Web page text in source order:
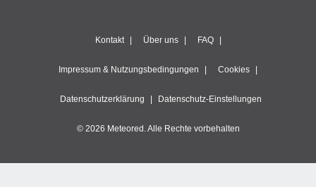
Kontakt Über uns FAQ
Impressum & Nutzungsbedingungen Cookies
Datenschutzerklärung Datenschutz-Einstellungen
© 2026 Meteored. Alle Rechte vorbehalten